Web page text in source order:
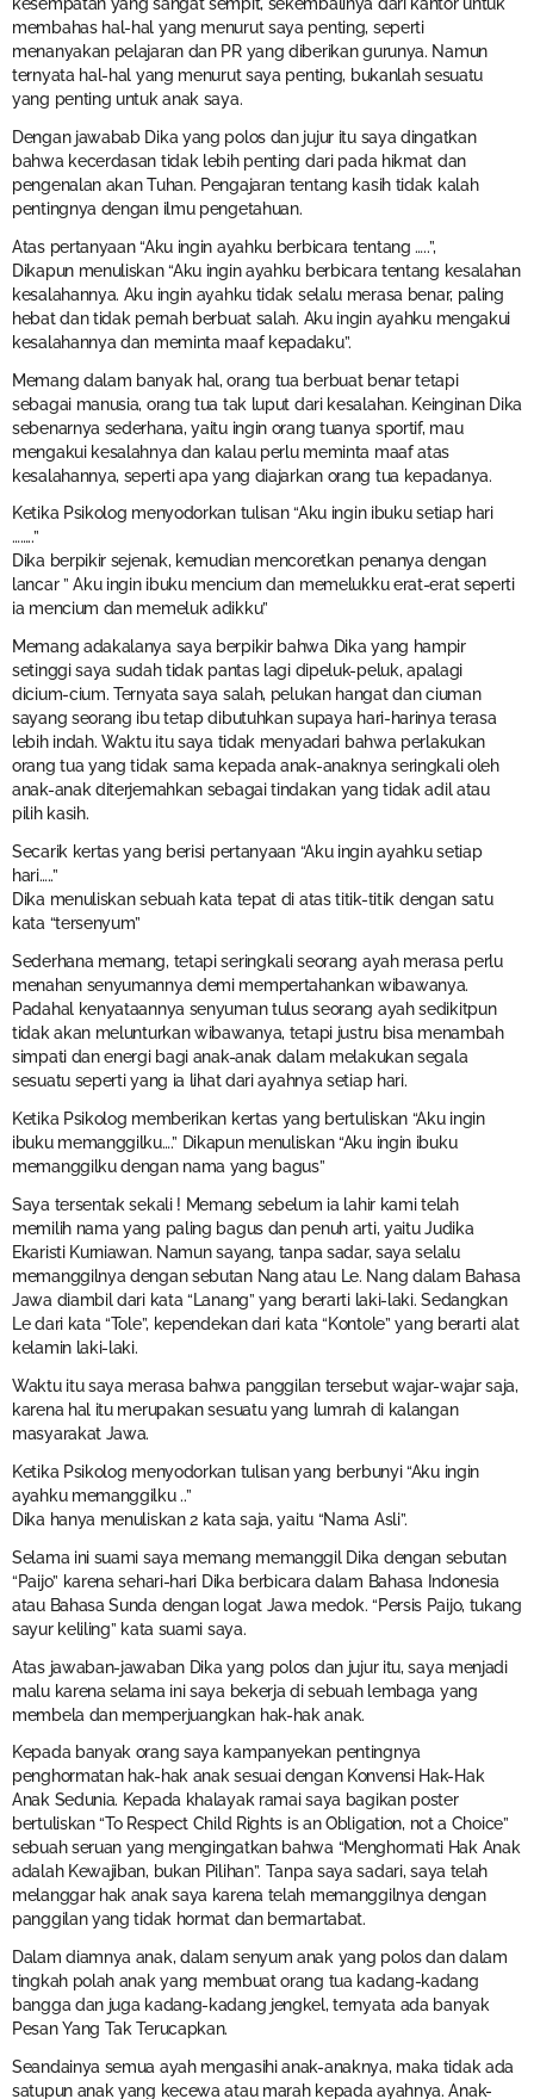
membahas hal-hal yang menurut saya penting, seperti
menanyakan pelajaran dan PR yang diberikan gurunya. Namun
ternyata hal-hal yang menurut saya penting, bukanlah sesuatu
yang penting untuk anak saya.
Dengan jawabab Dika yang polos dan jujur itu saya dingatkan
bahwa kecerdasan tidak lebih penting dari pada hikmat dan
pengenalan akan Tuhan. Pengajaran tentang kasih tidak kalah
pentingnya dengan ilmu pengetahuan.
Atas pertanyaan “Aku ingin ayahku berbicara tentang …..”,
Dikapun menuliskan “Aku ingin ayahku berbicara tentang kesalahan
kesalahannya. Aku ingin ayahku tidak selalu merasa benar, paling
hebat dan tidak pernah berbuat salah. Aku ingin ayahku mengakui
kesalahannya dan meminta maaf kepadaku”.
Memang dalam banyak hal, orang tua berbuat benar tetapi
sebagai manusia, orang tua tak luput dari kesalahan. Keinginan Dika
sebenarnya sederhana, yaitu ingin orang tuanya sportif, mau
mengakui kesalahnya dan kalau perlu meminta maaf atas
kesalahannya, seperti apa yang diajarkan orang tua kepadanya.
Ketika Psikolog menyodorkan tulisan “Aku ingin ibuku setiap hari
……..”
Dika berpikir sejenak, kemudian mencoretkan penanya dengan
lancar ” Aku ingin ibuku mencium dan memelukku erat-erat seperti
ia mencium dan memeluk adikku”
Memang adakalanya saya berpikir bahwa Dika yang hampir
setinggi saya sudah tidak pantas lagi dipeluk-peluk, apalagi
dicium-cium. Ternyata saya salah, pelukan hangat dan ciuman
sayang seorang ibu tetap dibutuhkan supaya hari-harinya terasa
lebih indah. Waktu itu saya tidak menyadari bahwa perlakukan
orang tua yang tidak sama kepada anak-anaknya seringkali oleh
anak-anak diterjemahkan sebagai tindakan yang tidak adil atau
pilih kasih.
Secarik kertas yang berisi pertanyaan “Aku ingin ayahku setiap
hari…..”
Dika menuliskan sebuah kata tepat di atas titik-titik dengan satu
kata “tersenyum”
Sederhana memang, tetapi seringkali seorang ayah merasa perlu
menahan senyumannya demi mempertahankan wibawanya.
Padahal kenyataannya senyuman tulus seorang ayah sedikitpun
tidak akan melunturkan wibawanya, tetapi justru bisa menambah
simpati dan energi bagi anak-anak dalam melakukan segala
sesuatu seperti yang ia lihat dari ayahnya setiap hari.
Ketika Psikolog memberikan kertas yang bertuliskan “Aku ingin
ibuku memanggilku….” Dikapun menuliskan “Aku ingin ibuku
memanggilku dengan nama yang bagus”
Saya tersentak sekali ! Memang sebelum ia lahir kami telah
memilih nama yang paling bagus dan penuh arti, yaitu Judika
Ekaristi Kurniawan. Namun sayang, tanpa sadar, saya selalu
memanggilnya dengan sebutan Nang atau Le. Nang dalam Bahasa
Jawa diambil dari kata “Lanang” yang berarti laki-laki. Sedangkan
Le dari kata “Tole”, kependekan dari kata “Kontole” yang berarti alat
kelamin laki-laki.
Waktu itu saya merasa bahwa panggilan tersebut wajar-wajar saja,
karena hal itu merupakan sesuatu yang lumrah di kalangan
masyarakat Jawa.
Ketika Psikolog menyodorkan tulisan yang berbunyi “Aku ingin
ayahku memanggilku ..”
Dika hanya menuliskan 2 kata saja, yaitu “Nama Asli”.
Selama ini suami saya memang memanggil Dika dengan sebutan
“Paijo” karena sehari-hari Dika berbicara dalam Bahasa Indonesia
atau Bahasa Sunda dengan logat Jawa medok. “Persis Paijo, tukang
sayur keliling” kata suami saya.
Atas jawaban-jawaban Dika yang polos dan jujur itu, saya menjadi
malu karena selama ini saya bekerja di sebuah lembaga yang
membela dan memperjuangkan hak-hak anak.
Kepada banyak orang saya kampanyekan pentingnya
penghormatan hak-hak anak sesuai dengan Konvensi Hak-Hak
Anak Sedunia. Kepada khalayak ramai saya bagikan poster
bertuliskan “To Respect Child Rights is an Obligation, not a Choice”
sebuah seruan yang mengingatkan bahwa “Menghormati Hak Anak
adalah Kewajiban, bukan Pilihan”. Tanpa saya sadari, saya telah
melanggar hak anak saya karena telah memanggilnya dengan
panggilan yang tidak hormat dan bermartabat.
Dalam diamnya anak, dalam senyum anak yang polos dan dalam
tingkah polah anak yang membuat orang tua kadang-kadang
bangga dan juga kadang-kadang jengkel, ternyata ada banyak
Pesan Yang Tak Terucapkan.
Seandainya semua ayah mengasihi anak-anaknya, maka tidak ada
satupun anak yang kecewa atau marah kepada ayahnya. Anak-